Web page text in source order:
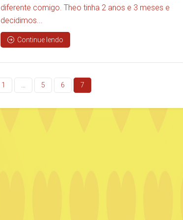
diferente comigo. Theo tinha 2 anos e 3 meses e
decidimos...
Continue lendo
1 5 6 7